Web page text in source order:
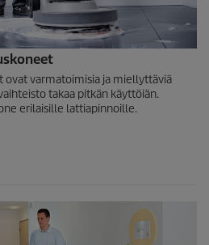
varmatoimisia ja miellyttäviä
takaa pitkän käyttöiän.
erilaisille lattiapinnoille.